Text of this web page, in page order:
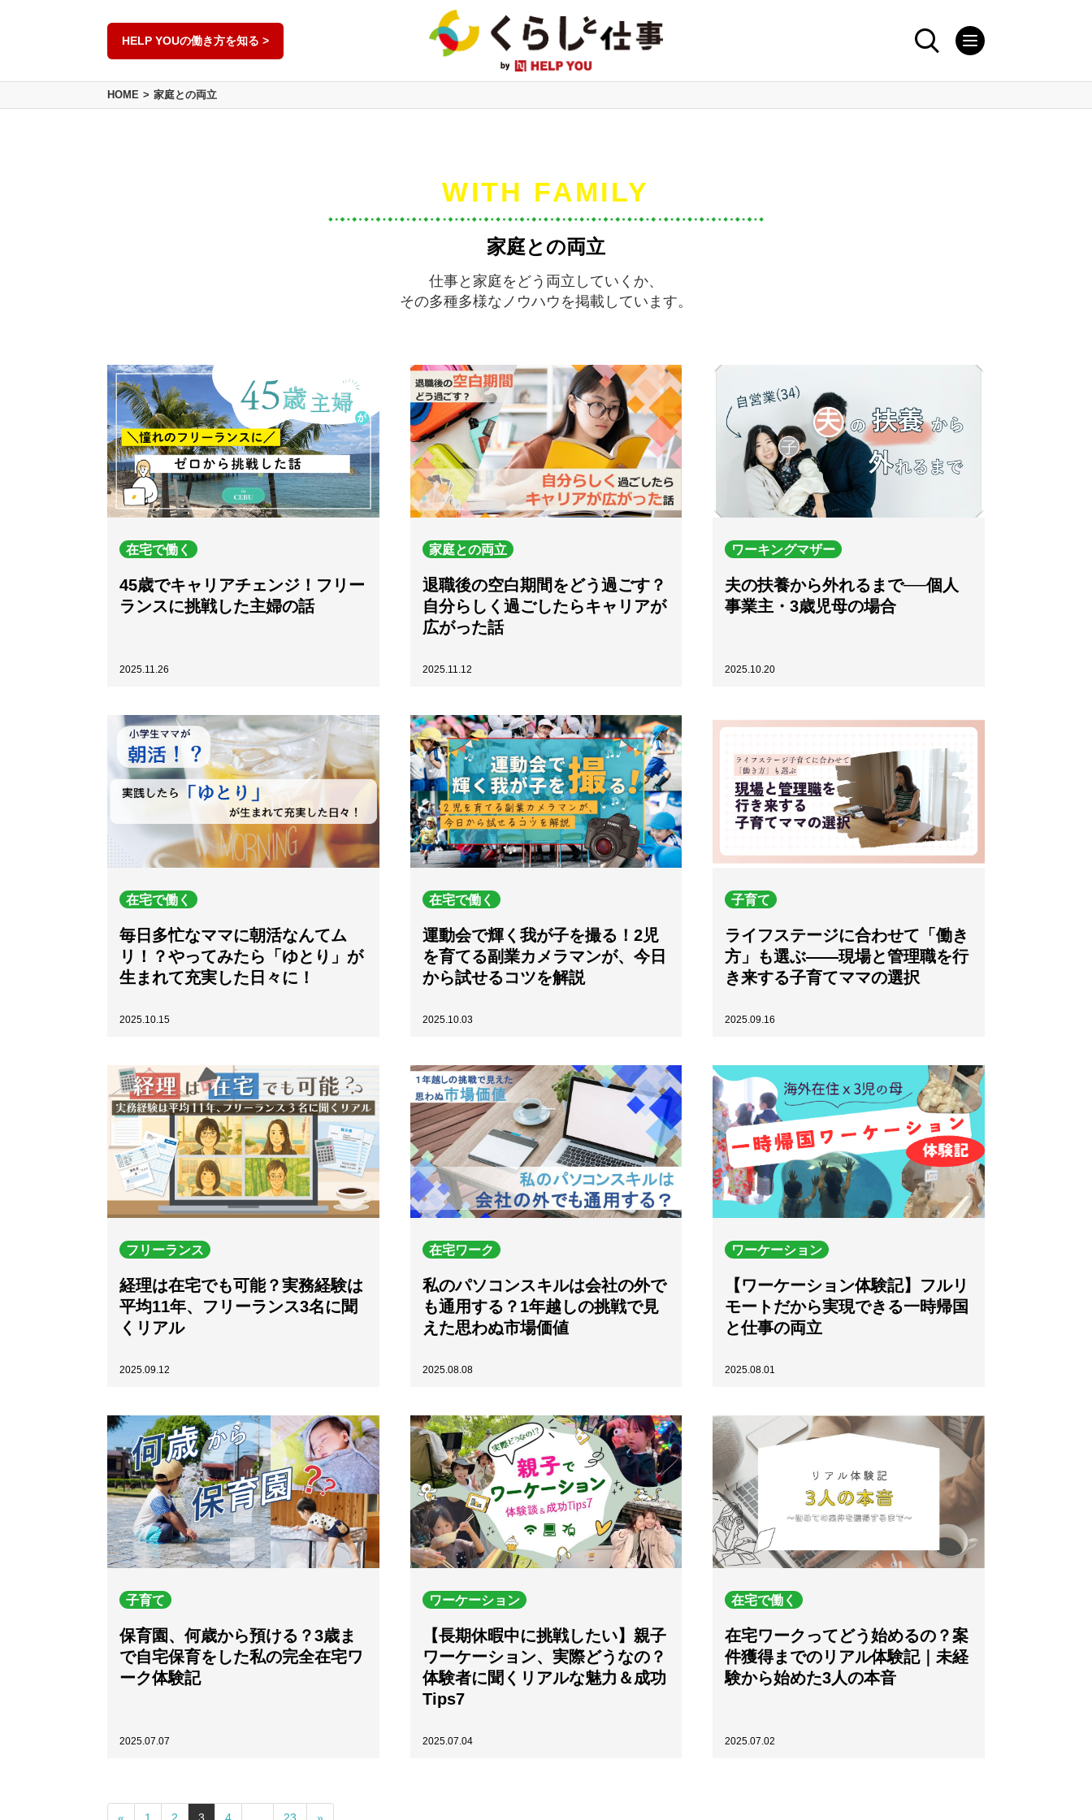
HELP YOUの働き方を知る >
HOME 家庭との両立
WITH FAMILY
家庭との両立
仕事と家庭をどう両立していくか、
その多種多様なノウハウを掲載しています。
在宅で働く
45歳でキャリアチェンジ！フリー
ランスに挑戦した主婦の話
2025.11.26
家庭との両立
退職後の空白期間をどう過ごす？
自分らしく過ごしたらキャリアが
広がった話
2025.11.12
ワーキングマザー
夫の扶養から外れるまで──個人
事業主・3歳児母の場合
2025.10.20
在宅で働く
毎日多忙なママに朝活なんてム
リ！？やってみたら「ゆとり」が
生まれて充実した日々に！
2025.10.15
在宅で働く
運動会で輝く我が子を撮る！2児
を育てる副業カメラマンが、今日
から試せるコツを解説
2025.10.03
子育て
ライフステージに合わせて「働き
方」も選ぶ——現場と管理職を行
き来する子育てママの選択
2025.09.16
フリーランス
経理は在宅でも可能？実務経験は
平均11年、フリーランス3名に聞
くリアル
2025.09.12
在宅ワーク
私のパソコンスキルは会社の外で
も通用する？1年越しの挑戦で見
えた思わぬ市場価値
2025.08.08
ワーケーション
【ワーケーション体験記】フルリ
モートだから実現できる一時帰国
と仕事の両立
2025.08.01
子育て
保育園、何歳から預ける？3歳ま
で自宅保育をした私の完全在宅ワ
ーク体験記
2025.07.07
ワーケーション
【長期休暇中に挑戦したい】親子
ワーケーション、実際どうなの？
体験者に聞くリアルな魅力＆成功
Tips7
2025.07.04
在宅で働く
在宅ワークってどう始めるの？案
件獲得までのリアル体験記｜未経
験から始めた3人の本音
2025.07.02